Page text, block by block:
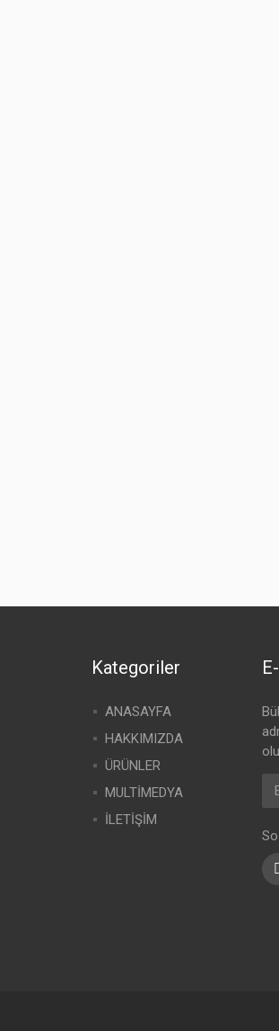
Kategoriler
ANASAYFA
HAKKIMIZDA
ÜRÜNLER
MULTİMEDYA
İLETİŞİM